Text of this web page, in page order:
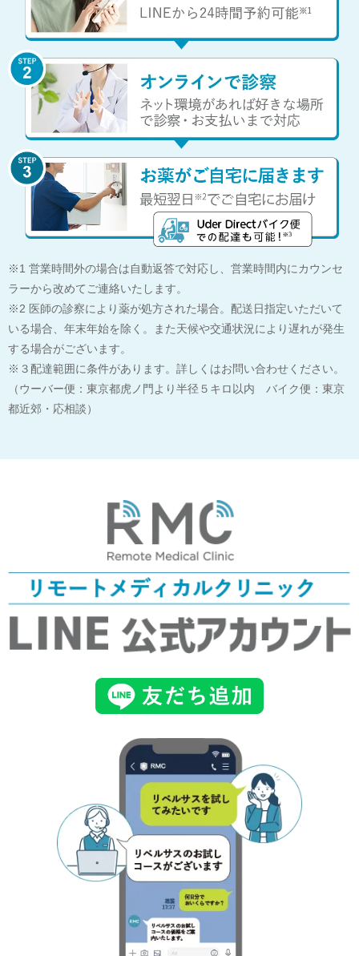
※1 営業時間外の場合は自動返答で対応し、営業時間内にカウンセ
ラーから改めてご連絡いたします。
※2 医師の診察により薬が処方された場合。配送⽇指定いただいて
いる場合、年末年始を除く。また天候や交通状況により遅れが発⽣
する場合がございます。
※３配達範囲に条件があります。詳しくはお問い合わせください。
（ウーバー便：東京都虎ノ門より半径５キロ以内 バイク便：東京
都近郊・応相談）